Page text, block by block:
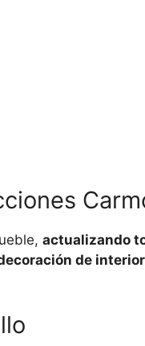
actualizando
de interior